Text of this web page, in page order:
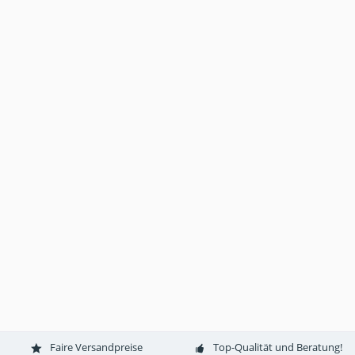
Faire Versandpreise Top-Qualität und Beratung!